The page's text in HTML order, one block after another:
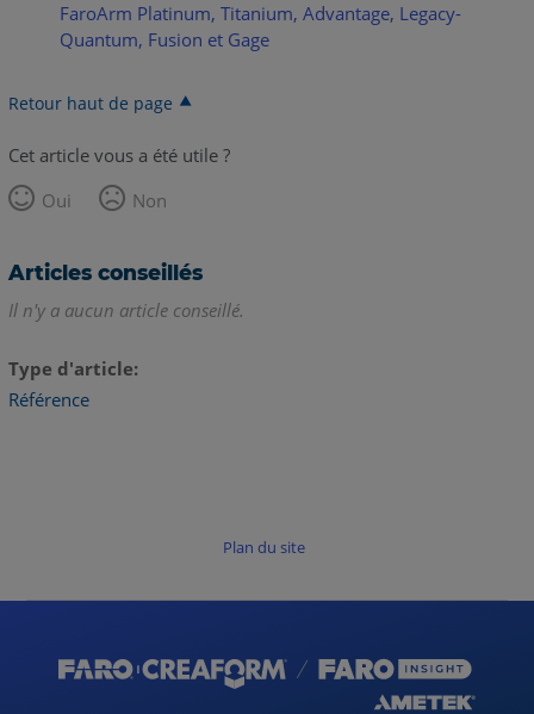
FaroArm Platinum, Titanium, Advantage, Legacy-
Quantum, Fusion et Gage
Retour haut de page
Cet article vous a été utile ?
Oui
Non
Articles conseillés
Il n'y a aucun article conseillé.
Type d'article
Référence
Plan du site